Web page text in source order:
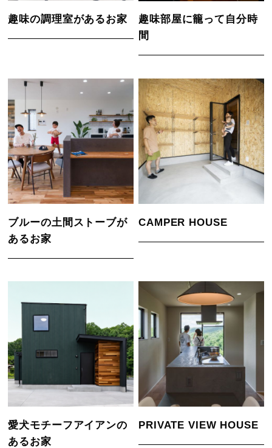
趣味の調理室があるお家
趣味部屋に籠って自分時
間
ブルーの土間ストーブが
あるお家
CAMPER HOUSE
愛犬モチーフアイアンの
あるお家
PRIVATE VIEW HOUSE